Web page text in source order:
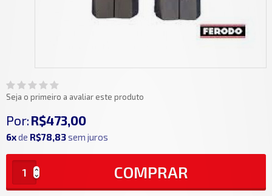
Seja o primeiro a avaliar este produto
Por: R$473,00
6xde R$78,83sem juros
COMPRAR